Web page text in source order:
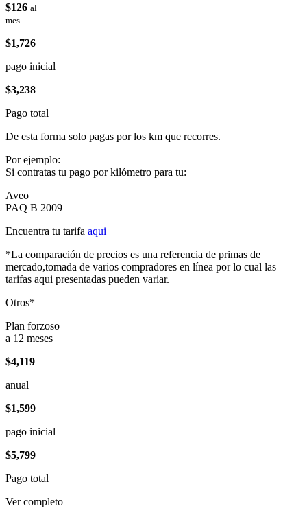
$126 al
mes
$1,726
pago inicial
$3,238
Pago total
De esta forma solo pagas por los km que recorres.
Por ejemplo:
Si contratas tu pago por kilómetro para tu:
Aveo
PAQ B 2009
Encuentra tu tarifa aqui
*La comparación de precios es una referencia de primas de
mercado,tomada de varios compradores en línea por lo cual las
tarifas aqui presentadas pueden variar.
Otros*
Plan forzoso
a 12 meses
$4,119
anual
$1,599
pago inicial
$5,799
Pago total
Ver completo